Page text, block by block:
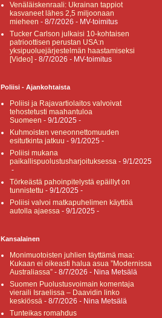
Venäläiskenraali: Ukrainan tappiot
kasvaneet lähes 2,5 miljoonaan
mieheen - 8/7/2026 - MV-toimitus
Tucker Carlson julkaisi 10-kohtaisen
patrioottisen perustan USA:n
yksipuoluejärjestelmän haastamiseksi
[Video] - 8/7/2026 - MV-toimitus
Poliisi - Ajankohtaista
Poliisi ja Rajavartiolaitos valvoivat
tehostetusti maahantuloa
Suomeen - 9/1/2025 -
Kuhmoisten veneonnettomuuden
esitutkinta jatkuu - 9/1/2025 -
Poliisi mukana
paikallispuolustusharjoituksessa - 9/1/2025
-
Törkeästä pahoinpitelystä epäillyt on
tunnistettu - 9/1/2025 -
Poliisi valvoi matkapuhelimen käyttöä
autolla ajaessa - 9/1/2025 -
Kansalainen
Monimuotoisten juhlien täyttämä maa:
Kukaan ei oikeasti halua asua ”Modernissa
Australiassa” - 8/7/2026 - Nina Metsälä
Suomen Puolustusvoimain komentaja
vieraili Israelissa – Daavidin linko
keskiössä - 8/7/2026 - Nina Metsälä
Tunteikas romahdus